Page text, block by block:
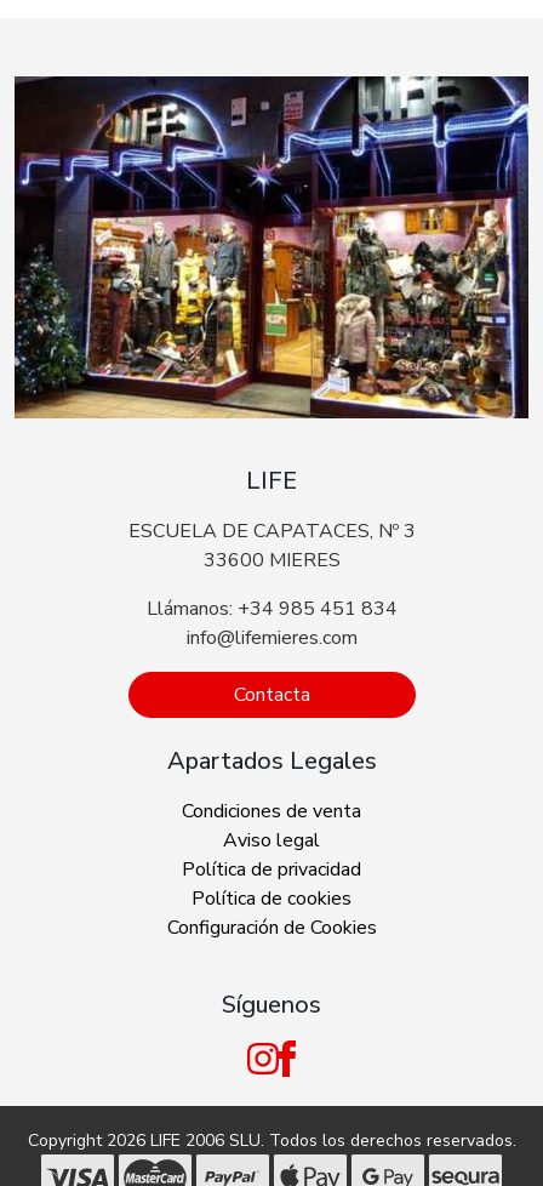
LIFE
ESCUELA DE CAPATACES, Nº 3
33600 MIERES
Llámanos: +34 985 451 834
info@lifemieres.com
Contacta
Apartados Legales
Condiciones de venta
Aviso legal
Política de privacidad
Política de cookies
Configuración de Cookies
Síguenos
Copyright 2026 LIFE 2006 SLU. Todos los derechos reservados.